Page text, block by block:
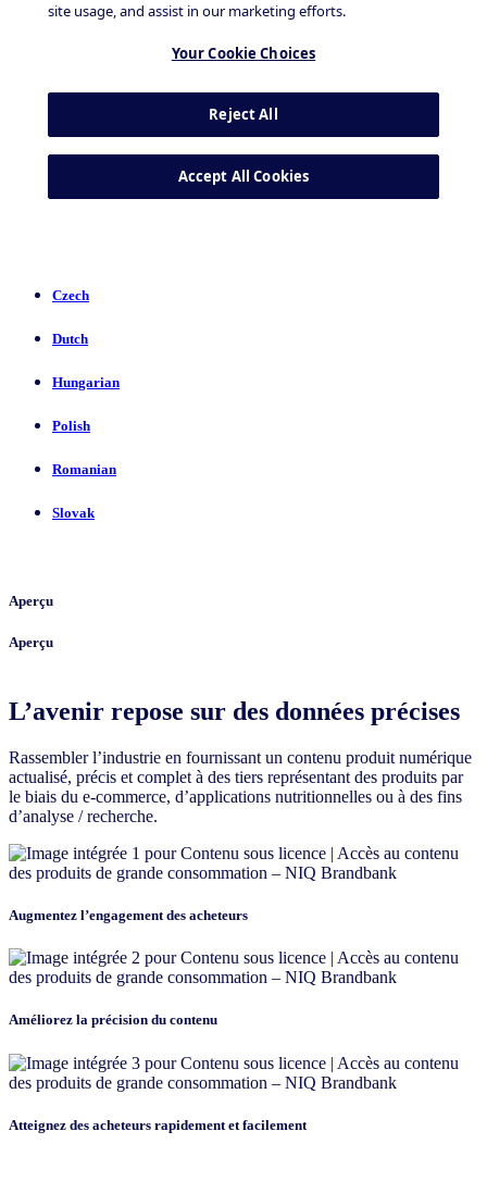
Czech
Dutch
Hungarian
Polish
Romanian
Slovak
Aperçu
Aperçu
L’avenir repose sur des données précises
Rassembler l’industrie en fournissant un contenu produit numérique
actualisé, précis et complet à des tiers représentant des produits par
le biais du e-commerce, d’applications nutritionnelles ou à des fins
d’analyse / recherche.
Augmentez l’engagement des acheteurs
Améliorez la précision du contenu
Atteignez des acheteurs rapidement et facilement